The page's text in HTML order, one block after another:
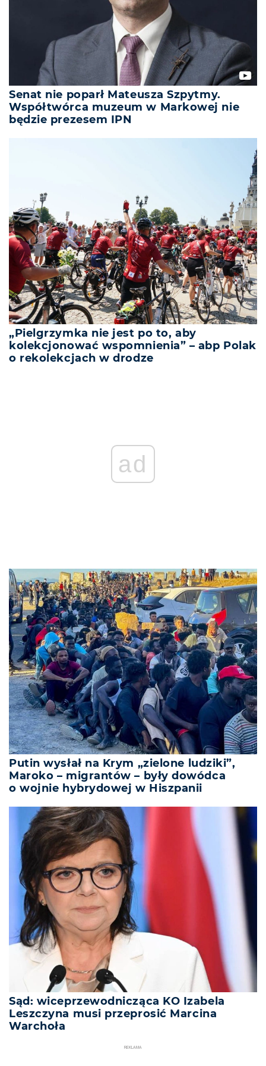
Senat nie poparł Mateusza Szpytmy.
Współtwórca muzeum w Markowej nie
będzie prezesem IPN
„Pielgrzymka nie jest po to, aby
kolekcjonować wspomnienia” – abp Polak
o rekolekcjach w drodze
ad
Putin wysłał na Krym „zielone ludziki”,
Maroko – migrantów – były dowódca
o wojnie hybrydowej w Hiszpanii
Sąd: wiceprzewodnicząca KO Izabela
Leszczyna musi przeprosić Marcina
Warchoła
REKLAMA